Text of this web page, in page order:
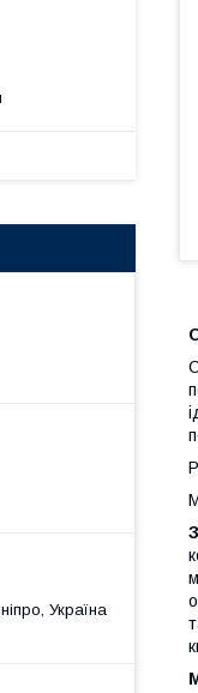
Україна